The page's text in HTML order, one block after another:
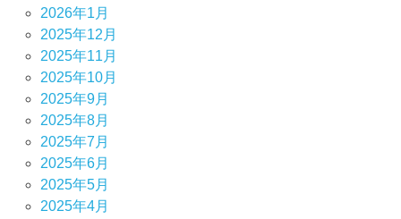
2026年1月
2025年12月
2025年11月
2025年10月
2025年9月
2025年8月
2025年7月
2025年6月
2025年5月
2025年4月